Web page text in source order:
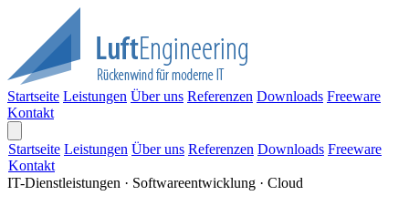
Startseite Leistungen Über uns Referenzen Downloads Freeware
Kontakt
Startseite Leistungen Über uns Referenzen Downloads Freeware
Kontakt
IT-Dienstleistungen · Softwareentwicklung · Cloud